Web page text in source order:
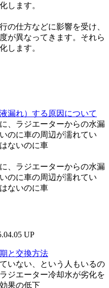
します。
の仕方などに影響を受け、
が異なってきます。それら
します。
漏れ）する原因について
、ラジエーターからの水漏
のに車の周辺が濡れてい
ないのに車
、ラジエーターからの水漏
のに車の周辺が濡れてい
ないのに車
UP
と交換方法
いない、という人もいるの
ジエーター冷却水が劣化を
果の低下